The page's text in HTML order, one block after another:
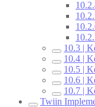
10.3 |
10.4 |
10.5 |
10.6 |
10.7 |
Twiin